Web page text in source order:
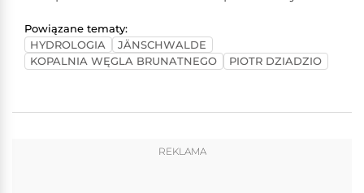
Powiązane tematy:
HYDROLOGIA
JÄNSCHWALDE
KOPALNIA WĘGLA BRUNATNEGO
PIOTR DZIADZIO
REKLAMA